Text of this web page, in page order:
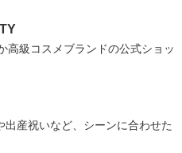
高級コスメブランドの公式ショッ
出産祝いなど、シーンに合わせた